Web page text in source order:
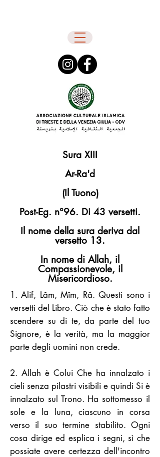
Sura XIII
Ar-Ra'd
(Il Tuono)
Post-Eg. n°96. Di 43 versetti.
Il nome della sura deriva dal
versetto 13.
In nome di Allah, il
Compassionevole, il
Misericordioso.
1. Alif, Lâm, Mîm, Râ. Questi sono i
versetti del Libro. Ciò che è stato fatto
scendere su di te, da parte del tuo
Signore, è la verità, ma la maggior
parte degli uomini non crede.
2. Allah è Colui Che ha innalzato i
cieli senza pilastri visibili e quindi Si è
innalzato sul Trono. Ha sottomesso il
sole e la luna, ciascuno in corsa
verso il suo termine stabilito. Ogni
cosa dirige ed esplica i segni, sì che
possiate avere certezza dell'incontro